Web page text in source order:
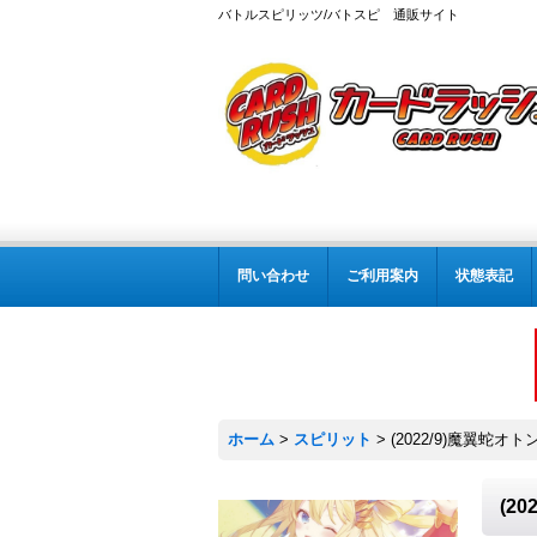
バトルスピリッツ/バトスピ 通販サイト
問い合わせ ご利用案内 状態表記
ホーム > スピリット > (2022/9)魔翼蛇オト